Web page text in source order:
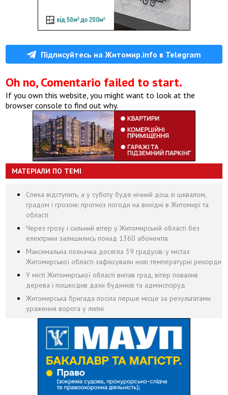
Підписуйтесь на Житомир.info в Telegram
Oh no, Comentario failed to start.
If you own this website, you might want to look at the
browser console to find out why.
МАТЕРІАЛИ ПО ТЕМІ
Спека відступить, а у суботу буде нічний дощ зі шквалом,
градом і грозою: прогноз погоди на вихідні в Житомирі та
області
Через грозу і сильний вітер у Житомирській області без
електрики залишились понад 1360 абонентів
Максимальна позначка досягла 39 градусів: у містах
Житомирської області зафіксували нові температурні рекорди
У місті Житомирської області випав град, вітер повалив
дерева і пошкодив дахи будинків та адмінспоруд
Житомирська бригада посіла перше місце за результатами
ураження ворога у липні